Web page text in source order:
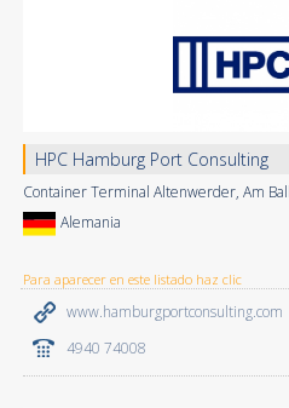
HPC Hamburg Port Consulting
Container Terminal Altenwerder, Am
Alemania
Para aparecer en este listado haz clic
www.hamburgportconsulting.com
4940 74008